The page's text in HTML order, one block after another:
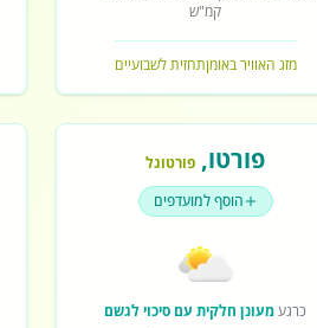
קמ"ש
מזג האוויר באומןתחזית לשבועיים
פורטו, פורטוגל
הוסף למועדפים
כרגעמעונן חלקית עם סיכוי לגשם